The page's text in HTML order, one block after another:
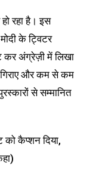
रहा है। इस
के ट्विटर
कर अंग्रेज़ी में लिखा
और कम से कम
से सम्मानित
कैप्शन दिया,